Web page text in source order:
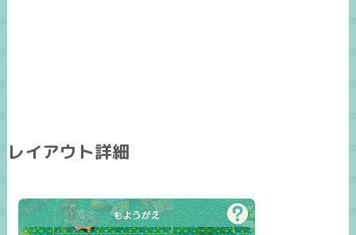
レイアウト詳細